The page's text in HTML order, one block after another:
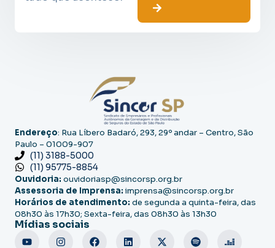
Endereço: Rua Líbero Badaró, 293, 29º andar – Centro, São
Paulo – 01009-907
(11) 3188-5000
(11) 95775-8854
Ouvidoria: ouvidoriasp@sincorsp.org.br
Assessoria de Imprensa: imprensa@sincorsp.org.br
Horários de atendimento: de segunda a quinta-feira, das
08h30 às 17h30; Sexta-feira, das 08h30 às 13h30
Mídias sociais